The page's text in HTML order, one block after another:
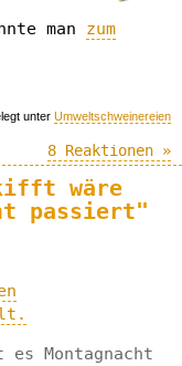
man zum
unter Umweltschweinereien
8 Reaktionen »
wäre
passiert"
Montagnacht